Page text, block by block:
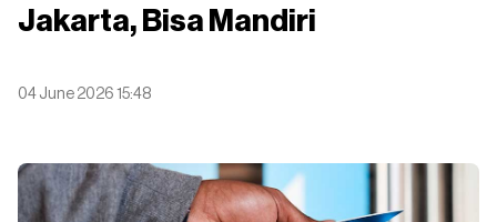
Jakarta, Bisa Mandiri
04 June 2026 15:48